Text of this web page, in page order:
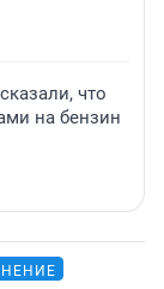
что
на бензин